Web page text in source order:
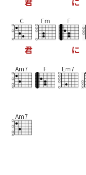
C
君
Em F
に
Am7 F Em7
Am7